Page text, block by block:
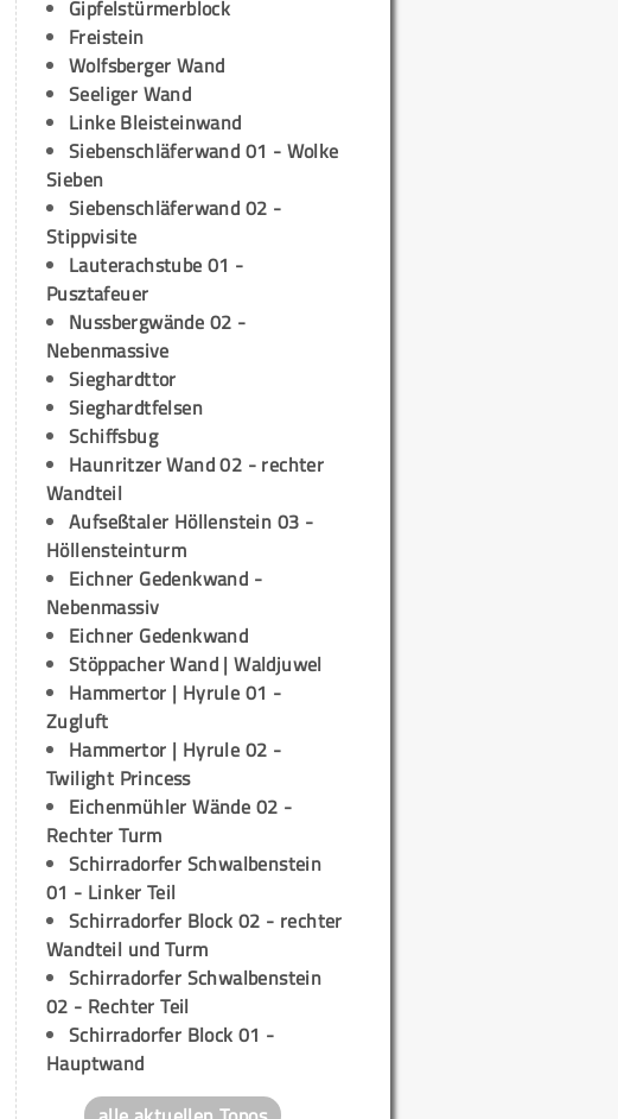
Gipfelstürmerblock
Freistein
Wolfsberger Wand
Seeliger Wand
Linke Bleisteinwand
Siebenschläferwand 01 - Wolke
Sieben
Siebenschläferwand 02 -
Stippvisite
Lauterachstube 01 -
Pusztafeuer
Nussbergwände 02 -
Nebenmassive
Sieghardttor
Sieghardtfelsen
Schiffsbug
Haunritzer Wand 02 - rechter
Wandteil
Aufseßtaler Höllenstein 03 -
Höllensteinturm
Eichner Gedenkwand -
Nebenmassiv
Eichner Gedenkwand
Stöppacher Wand | Waldjuwel
Hammertor | Hyrule 01 -
Zugluft
Hammertor | Hyrule 02 -
Twilight Princess
Eichenmühler Wände 02 -
Rechter Turm
Schirradorfer Schwalbenstein
01 - Linker Teil
Schirradorfer Block 02 - rechter
Wandteil und Turm
Schirradorfer Schwalbenstein
02 - Rechter Teil
Schirradorfer Block 01 -
Hauptwand